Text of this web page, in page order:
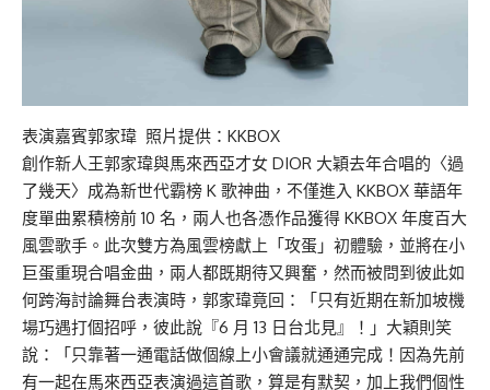
表演嘉賓郭家瑋 照片提供：KKBOX
創作新人王郭家瑋與馬來西亞才女 DIOR 大穎去年合唱的〈過
了幾天〉成為新世代霸榜 K 歌神曲，不僅進入 KKBOX 華語年
度單曲累積榜前 10 名，兩人也各憑作品獲得 KKBOX 年度百大
風雲歌手。此次雙方為風雲榜獻上「攻蛋」初體驗，並將在小
巨蛋重現合唱金曲，兩人都既期待又興奮，然而被問到彼此如
何跨海討論舞台表演時，郭家瑋竟回：「只有近期在新加坡機
場巧遇打個招呼，彼此說『6 月 13 日台北見』！」大穎則笑
說：「只靠著一通電話做個線上小會議就通通完成！因為先前
有一起在馬來西亞表演過這首歌，算是有默契，加上我們個性